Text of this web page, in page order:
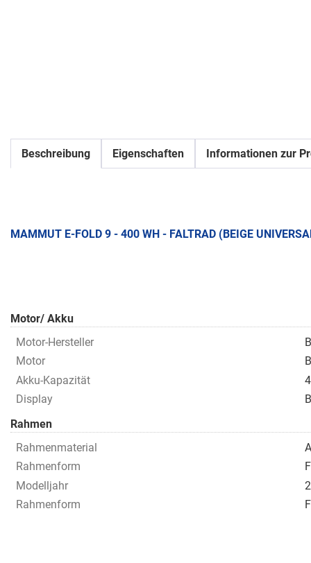
Beschreibung Eigenschaften Informationen zur
MAMMUT E-FOLD 9 - 400 WH - FALTRAD (BEIGE
Motor/ Akku
Motor-Hersteller
Motor
Akku-Kapazität
Display
Rahmen
Rahmenmaterial
Rahmenform
Modelljahr
Rahmenform